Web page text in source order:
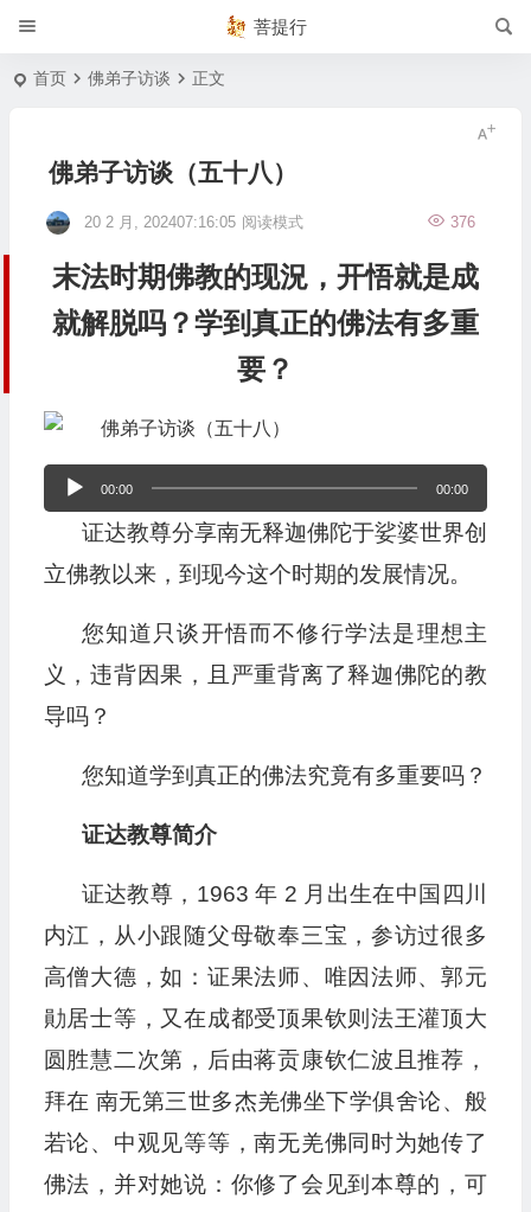
菩提行
首页 佛弟子访谈 正文
佛弟子访谈（五十八）
20 2 月, 202407:16:05 376
阅读模式
末法时期佛教的现況，开悟就是成
就解脱吗？学到真正的佛法有多重
要？
频
放
00:00 00:00
证达教尊分享南无释迦佛陀于娑婆世界创
立佛教以来，到现今这个时期的发展情况。
您知道只谈开悟而不修行学法是理想主
义，违背因果，且严重背离了释迦佛陀的教
导吗？
您知道学到真正的佛法究竟有多重要吗？
证达教尊简介
证达教尊，1963 年 2 月出生在中国四川
内江，从小跟随父母敬奉三宝，参访过很多
高僧大德，如：证果法师、唯因法师、郭元
勛居士等，又在成都受顶果钦则法王灌顶大
圆胜慧二次第，后由蒋贡康钦仁波且推荐，
拜在 南无第三世多杰羌佛坐下学俱舍论、般
若论、中观见等等，南无羌佛同时为她传了
佛法，并对她说：你修了会见到本尊的，可